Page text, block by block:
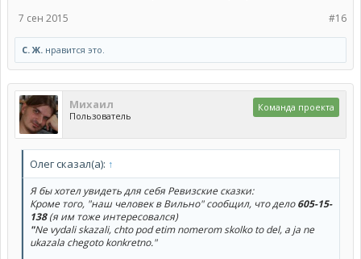
#16
7 сен 2015
С. Ж. нравится это.
Михаил
Пользователь
Команда проекта
Олег сказал(а): ↑
Я бы хотел увидеть для себя Ревизские сказки:
Кроме того, "наш человек в Вильно" сообщил, что дело605-15-
138(я им тоже интересовался)
"Ne vydali skazali, chto pod etim nomerom skolko to del, a ja ne
ukazala chegoto konkretno."